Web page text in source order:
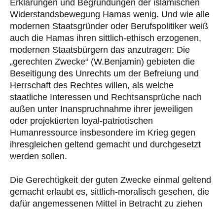
Erklärungen und Begründungen der islamischen
Widerstandsbewegung Hamas wenig. Und wie alle
modernen Staatsgründer oder Berufspolitiker weiß
auch die Hamas ihren sittlich-ethisch erzogenen,
modernen Staatsbürgern das anzutragen: Die
„gerechten Zwecke“ (W.Benjamin) gebieten die
Beseitigung des Unrechts um der Befreiung und
Herrschaft des Rechtes willen, als welche
staatliche Interessen und Rechtsansprüche nach
außen unter Inanspruchnahme ihrer jeweiligen
oder projektierten loyal-patriotischen
Humanressource insbesondere im Krieg gegen
ihresgleichen geltend gemacht und durchgesetzt
werden sollen.
Die Gerechtigkeit der guten Zwecke einmal geltend
gemacht erlaubt es, sittlich-moralisch gesehen, die
dafür angemessenen Mittel in Betracht zu ziehen